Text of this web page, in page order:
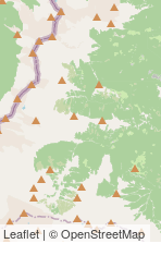
Leaflet| ©OpenStreetMap